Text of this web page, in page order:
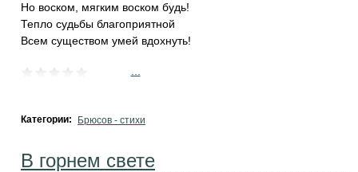
Но воском, мягким воском будь!
Тепло судьбы благоприятной
Всем существом умей вдохнуть!
Категории: Брюсов - стихи
В горнем свете